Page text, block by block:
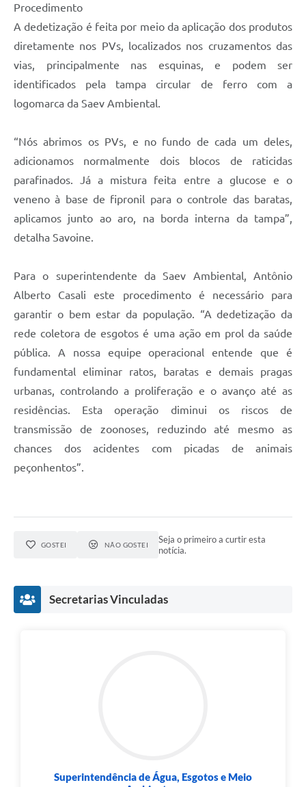
Procedimento
A dedetização é feita por meio da aplicação dos produtos
diretamente nos PVs, localizados nos cruzamentos das
vias, principalmente nas esquinas, e podem ser
identificados pela tampa circular de ferro com a
logomarca da Saev Ambiental.
“Nós abrimos os PVs, e no fundo de cada um deles,
adicionamos normalmente dois blocos de raticidas
parafinados. Já a mistura feita entre a glucose e o
veneno à base de fipronil para o controle das baratas,
aplicamos junto ao aro, na borda interna da tampa”,
detalha Savoine.
Para o superintendente da Saev Ambiental, Antônio
Alberto Casali este procedimento é necessário para
garantir o bem estar da população. “A dedetização da
rede coletora de esgotos é uma ação em prol da saúde
pública. A nossa equipe operacional entende que é
fundamental eliminar ratos, baratas e demais pragas
urbanas, controlando a proliferação e o avanço até as
residências. Esta operação diminui os riscos de
transmissão de zoonoses, reduzindo até mesmo as
chances dos acidentes com picadas de animais
peçonhentos”.
GOSTEI NÃO GOSTEI
Seja o primeiro a curtir esta
notícia.
Secretarias Vinculadas
Superintendência de Água, Esgotos e Meio